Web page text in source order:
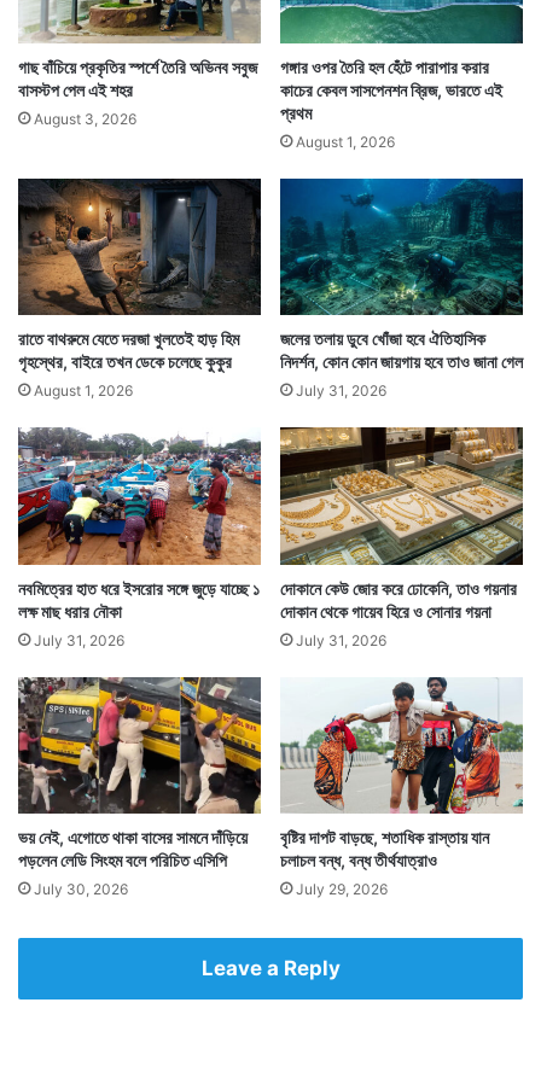
গাছ বাঁচিয়ে প্রকৃতির স্পর্শে তৈরি অভিনব সবুজ
বাসস্টপ পেল এই শহর
August 3, 2026
গঙ্গার ওপর তৈরি হল হেঁটে পারাপার করার
কাচের কেবল সাসপেনশন ব্রিজ, ভারতে এই
প্রথম
August 1, 2026
রাতে বাথরুমে যেতে দরজা খুলতেই হাড় হিম
গৃহস্থের, বাইরে তখন ডেকে চলেছে কুকুর
August 1, 2026
জলের তলায় ডুবে খোঁজা হবে ঐতিহাসিক
নিদর্শন, কোন কোন জায়গায় হবে তাও জানা গেল
July 31, 2026
নবমিত্রের হাত ধরে ইসরোর সঙ্গে জুড়ে যাচ্ছে ১
লক্ষ মাছ ধরার নৌকা
July 31, 2026
দোকানে কেউ জোর করে ঢোকেনি, তাও গয়নার
দোকান থেকে গায়েব হিরে ও সোনার গয়না
July 31, 2026
ভয় নেই, এগোতে থাকা বাসের সামনে দাঁড়িয়ে
পড়লেন লেডি সিংহম বলে পরিচিত এসিপি
July 30, 2026
বৃষ্টির দাপট বাড়ছে, শতাধিক রাস্তায় যান
চলাচল বন্ধ, বন্ধ তীর্থযাত্রাও
July 29, 2026
Leave a Reply